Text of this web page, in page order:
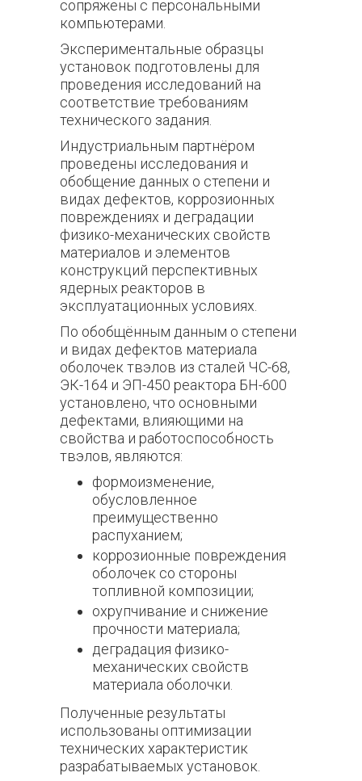
сопряжены с персональными
компьютерами.
Экспериментальные образцы
установок подготовлены для
проведения исследований на
соответствие требованиям
технического задания.
Индустриальным партнёром
проведены исследования и
обобщение данных о степени и
видах дефектов, коррозионных
повреждениях и деградации
физико-механических свойств
материалов и элементов
конструкций перспективных
ядерных реакторов в
эксплуатационных условиях.
По обобщённым данным о степени
и видах дефектов материала
оболочек твэлов из сталей ЧС-68,
ЭК-164 и ЭП-450 реактора БН-600
установлено, что основными
дефектами, влияющими на
свойства и работоспособность
твэлов, являются:
формоизменение,
обусловленное
преимущественно
распуханием;
коррозионные повреждения
оболочек со стороны
топливной композиции;
охрупчивание и снижение
прочности материала;
деградация физико-
механических свойств
материала оболочки.
Полученные результаты
использованы оптимизации
технических характеристик
разрабатываемых установок.